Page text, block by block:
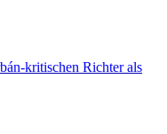
kritischen Richter als